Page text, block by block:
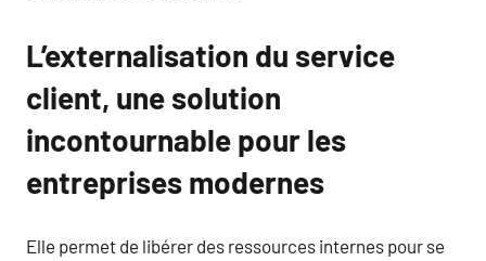
L’externalisation du service
client, une solution
incontournable pour les
entreprises modernes
Elle permet de libérer des ressources internes pour se